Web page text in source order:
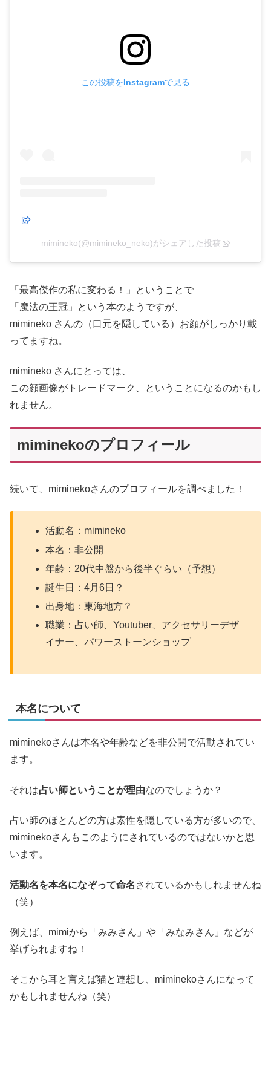
この投稿をInstagramで見る
mimineko(@mimineko_neko)がシェアした投稿
「最高傑作の私に変わる！」ということで
「魔法の王冠」という本のようですが、
mimineko さんの（口元を隠している）お顔がしっかり載
ってますね。
mimineko さんにとっては、
この顔画像がトレードマーク、ということになるのかもし
れません。
miminekoのプロフィール
続いて、miminekoさんのプロフィールを調べました！
活動名：mimineko
本名：非公開
年齢：20代中盤から後半ぐらい（予想）
誕生日：4月6日？
出身地：東海地方？
職業：占い師、Youtuber、アクセサリーデザ
イナー、パワーストーンショップ
本名について
miminekoさんは本名や年齢などを非公開で活動されてい
ます。
それは占い師ということが理由なのでしょうか？
占い師のほとんどの方は素性を隠している方が多いので、
miminekoさんもこのようにされているのではないかと思
います。
活動名を本名になぞって命名 されているかもしれませんね
（笑）
例えば、mimiから「みみさん」や「みなみさん」などが
挙げられますね！
そこから耳と言えば猫と連想し、miminekoさんになって
かもしれませんね（笑）